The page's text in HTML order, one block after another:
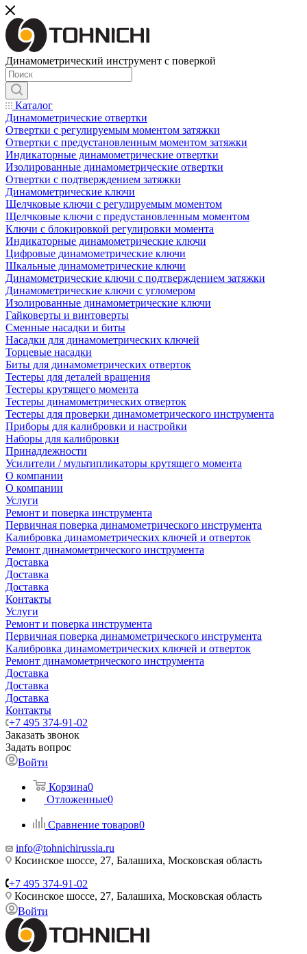
Динамометрический инструмент с поверкой
Каталог
Динамометрические отвертки
Отвертки с регулируемым моментом затяжки
Отвертки с предустановленным моментом затяжки
Индикаторные динамометрические отвертки
Изолированные динамометрические отвертки
Отвертки с подтверждением затяжки
Динамометрические ключи
Щелчковые ключи с регулируемым моментом
Щелчковые ключи с предустановленным моментом
Ключи с блокировкой регулировки момента
Индикаторные динамометрические ключи
Цифровые динамометрические ключи
Шкальные динамометрические ключи
Динамометрические ключи с подтверждением затяжки
Динамометрические ключи с угломером
Изолированные динамометрические ключи
Гайковерты и винтоверты
Сменные насадки и биты
Насадки для динамометрических ключей
Торцевые насадки
Биты для динамометрических отверток
Тестеры для деталей вращения
Тестеры крутящего момента
Тестеры динамометрических отверток
Тестеры для проверки динамометрического инструмента
Приборы для калибровки и настройки
Наборы для калибровки
Принадлежности
Усилители / мультипликаторы крутящего момента
О компании
О компании
Услуги
Ремонт и поверка инструмента
Первичная поверка динамометрического инструмента
Калибровка динамометрических ключей и отверток
Ремонт динамометрического инструмента
Доставка
Доставка
Доставка
Контакты
Услуги
Ремонт и поверка инструмента
Первичная поверка динамометрического инструмента
Калибровка динамометрических ключей и отверток
Ремонт динамометрического инструмента
Доставка
Доставка
Доставка
Контакты
+7 495 374-91-02
Заказать звонок
Задать вопрос
Войти
Корзина0
Отложенные0
Сравнение товаров0
info@tohnichirussia.ru
Косинское шоссе, 27, Балашиха, Московская область
+7 495 374-91-02
Косинское шоссе, 27, Балашиха, Московская область
Войти